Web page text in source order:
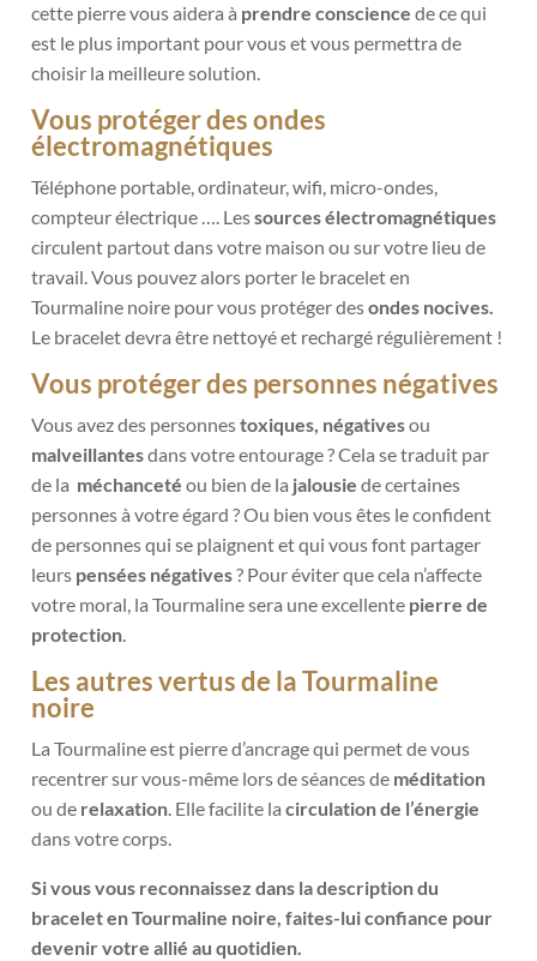
cette pierre vous aidera à prendre consciencede ce qui
est le plus important pour vous et vous permettra de
choisir la meilleure solution.
Vous protéger des ondes
électromagnétiques
Téléphone portable, ordinateur, wifi, micro-ondes,
compteur électrique …. Lessources électromagnétiques
circulent partout dans votre maison ou sur votre lieu de
travail. Vous pouvez alors porter le bracelet en
Tourmaline noire pour vous protéger desondes nocives.
Le bracelet devra être nettoyé et rechargé régulièrement !
Vous protéger des personnes négatives
Vous avez des personnestoxiques, négativesou
malveillantesdans votre entourage ? Cela se traduit par
de la méchanceté ou bien de la jalousie de certaines
personnes à votre égard ? Ou bien vous êtes le confident
de personnes qui se plaignent et qui vous font partager
leurs pensées négatives? Pour éviter que cela n’affecte
votre moral, la Tourmaline sera une excellente pierre de
protection.
Les autres vertus de la Tourmaline
noire
La Tourmaline est pierre d’ancrage qui permet de vous
recentrersur vous-même lors de séances de méditation
ou de relaxation. Elle facilite la circulation de l’énergie
dans votre corps.
Si vous vous reconnaissez dans la description du
bracelet en Tourmaline noire, faites-lui confiance pour
devenir votre allié au quotidien.